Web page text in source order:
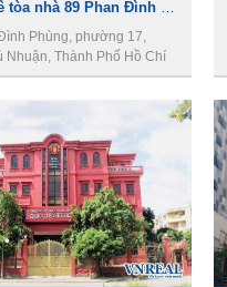
Phùng, phường 17,
Nhuận, Thành Phố Hồ Chí